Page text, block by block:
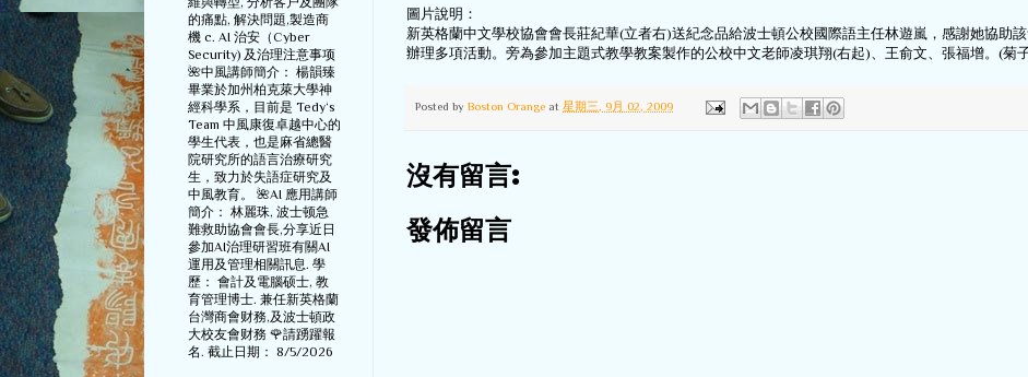
圖片說明：
新英格蘭中文學校協會會長莊紀華(立者右)送紀念品給波士頓公校國際語主任林遊嵐，感謝她協助
辦理多項活動。旁為參加主題式教學教案製作的公校中文老師凌琪翔(右起)、王俞文、張福增。(菊
Posted by Boston Orange at 星期三, 9月 02, 2009
沒有留言:
發佈留言
的痛點, 解決問題,製造商
機 c. AI 治安（Cyber
Security) 及治理注意事项
🌺中風講師簡介： 楊韻臻
畢業於加州柏克萊大學神
經科學系，目前是 Tedy‘s
Team 中風康復卓越中心的
學生代表，也是麻省總醫
院研究所的語言治療研究
生，致力於失語症研究及
中風教育。 🌺AI 應用講師
簡介： 林麗珠, 波士顿急
難救助協會會長,分享近日
參加AI治理研習班有關AI
運用及管理相關訊息. 學
歷： 會計及電腦硕士, 教
育管理博士. 兼任新英格蘭
台灣商會财務,及波士頓政
大校友會财務 🌹請踴躍報
名. 截止日期： 8/5/2026